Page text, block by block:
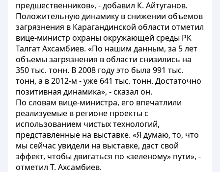
предшественников», - добавил К. Айтуганов.
Положительную динамику в снижении объемов
загрязнения в Карагандинской области отметил
вице-министр охраны окружающей среды РК
Талгат Ахсамбиев. «По нашим данным, за 5 лет
объемы загрязнения в области снизились на
350 тыс. тонн. В 2008 году это была 991 тыс.
тонн, а в 2012-м - уже 641 тыс. тонн. Достаточно
позитивная динамика», - сказал он.
По словам вице-министра, его впечатлили
реализуемые в регионе проекты с
использованием чистых технологий,
представленные на выставке. «Я думаю, то, что
мы сейчас увидели на выставке, даст свой
эффект, чтобы двигаться по «зеленому» пути», -
отметил Т. Ахсамбиев.